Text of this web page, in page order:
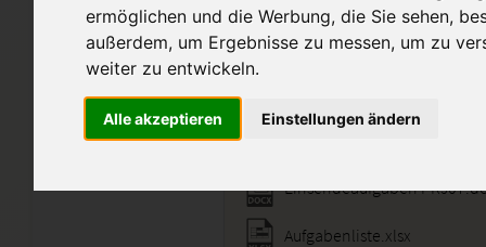
ermöglichen und die Werbung, die Sie sehen,
außerdem, um Ergebnisse zu messen, um zu
weiter zu entwickeln.
Alle akzeptieren Einstellungen ändern
Note 1 100%
Einsendeaufgaben
Aufgabenliste.xlsx